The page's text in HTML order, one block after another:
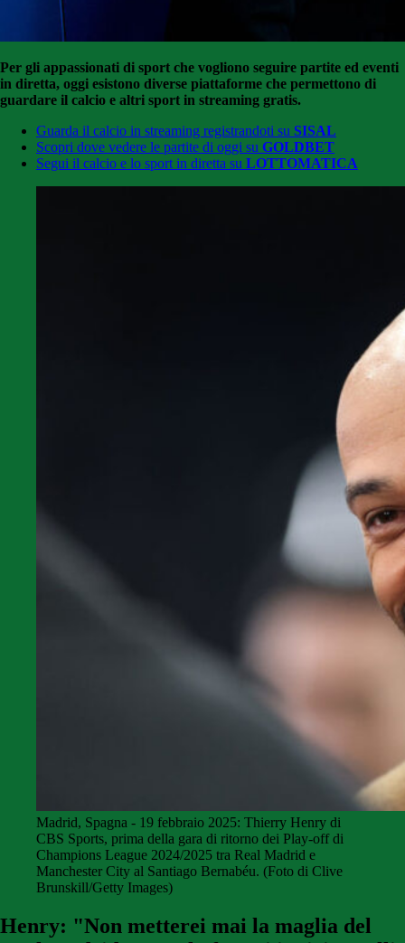
Per gli appassionati di sport che vogliono seguire partite ed eventi
in diretta, oggi esistono diverse piattaforme che permettono di
guardare il calcio e altri sport in streaming gratis.
Guarda il calcio in streaming registrandoti su SISAL
Scopri dove vedere le partite di oggi su GOLDBET
Segui il calcio e lo sport in diretta su LOTTOMATICA
Madrid, Spagna - 19 febbraio 2025: Thierry Henry di
CBS Sports, prima della gara di ritorno dei Play-off di
Champions League 2024/2025 tra Real Madrid e
Manchester City al Santiago Bernabéu. (Foto di Clive
Brunskill/Getty Images)
Henry: "Non metterei mai la maglia del